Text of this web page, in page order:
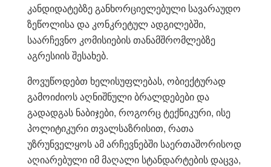
კანდიდატებზე განხორციელებული სავარაუდო
ზეწოლისა და კონკრეტულ ადგილებში,
საარჩევნო კომისიების თანამშრომლებზე
აგრესიის შესახებ.
მოვუწოდებთ ხელისუფლებას, ობიექტურად
გამოიძიოს აღნიშნული ბრალდებები და
გადადგას ნაბიჯები, როგორც ტექნიკური, ისე
პოლიტიკური თვალსაზრისით, რათა
უზრუნველყოს ამ არჩევნებში საერთაშორისოდ
აღიარებული იმ მაღალი სტანდარტების დაცვა,